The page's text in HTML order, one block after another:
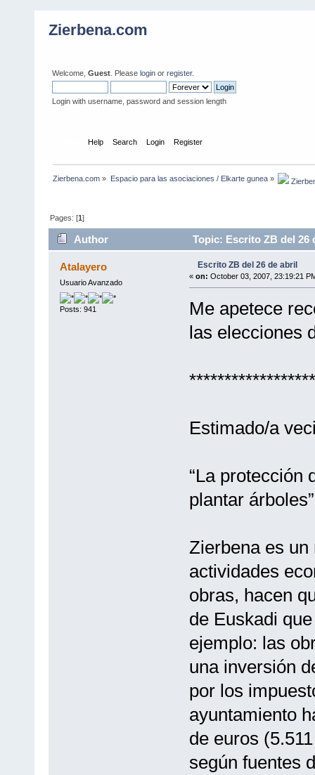
Zierbena.com
Welcome, Guest . Please login or register.
Login with username, password and session length
Help Search Login Register
Zierbena.com » Espacio para las asociaciones / Elkarte gunea»
Pages: [1]
Author Topic: Escrito ZB del 26
Atalayero
Usuario Avanzado
Posts: 941
Escrito ZB del 26 de abril
« on: October 03, 2007, 23:19:21
Me apetece
las elecciones
Estimado/a
“La protección
plantar
Zierbena es
actividades
obras, hacen
de Euskadi
ejemplo: las
una inversión
por los
ayuntamiento
de euros
según fuentes